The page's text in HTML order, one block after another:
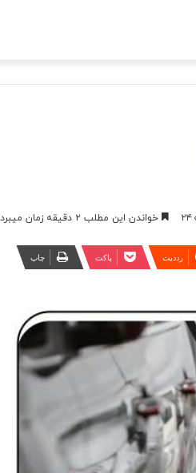
۲۴ خواندن این مطلب ۲ دقیقه زمان میبرد
‫رددیت پاکت چاپ